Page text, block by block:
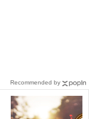
Recommended by